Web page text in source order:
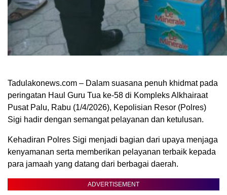
Tadulakonews.com – Dalam suasana penuh khidmat pada
peringatan Haul Guru Tua ke-58 di Kompleks Alkhairaat
Pusat Palu, Rabu (1/4/2026), Kepolisian Resor (Polres)
Sigi hadir dengan semangat pelayanan dan ketulusan.
Kehadiran Polres Sigi menjadi bagian dari upaya menjaga
kenyamanan serta memberikan pelayanan terbaik kepada
para jamaah yang datang dari berbagai daerah.
ADVERTISEMENT